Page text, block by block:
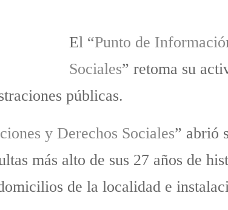
El “Punto de
Sociales” retoma su
públicas.
y Derechos Sociales” abrió
más alto de sus 27 años de
de la localidad e